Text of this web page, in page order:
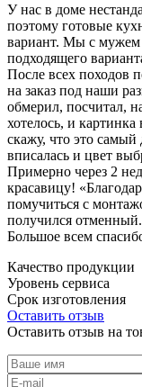
У нас в доме
поэтому готовые
вариант. Мы с
подходящего
После всех походов
на заказ под наши
обмерил, посчитал,
хотелось, и
скажу, что это
вписалась и цвет
Примерно через 2
красавицу!
помучиться с
получился отменный.
Большое всем
Качество продукции
Уровень сервиса
Срок изготовления
Оставить отзыв
Оставить отзыв на